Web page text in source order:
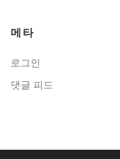
메타
로그인
댓글 피드